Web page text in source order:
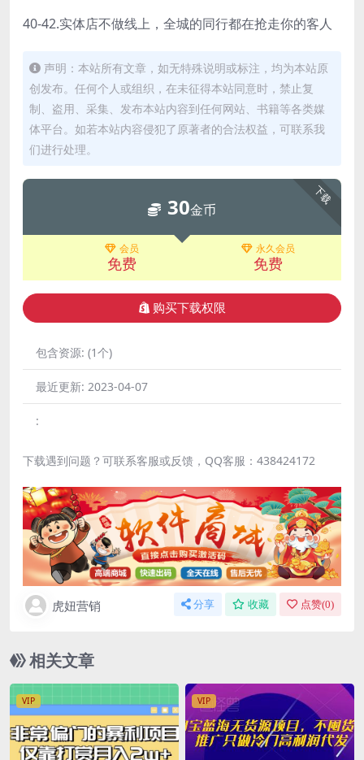
40-42.实体店不做线上，全城的同行都在抢走你的客人
声明：本站所有文章，如无特殊说明或标注，均为本站原
创发布。任何个人或组织，在未征得本站同意时，禁止复
制、盗用、采集、发布本站内容到任何网站、书籍等各类媒
体平台。如若本站内容侵犯了原著者的合法权益，可联系我
们进行处理。
下载
30金币
会员
免费
永久会员
免费
购买下载权限
包含资源: (1个)
最近更新: 2023-04-07
:
下载遇到问题？可联系客服或反馈，QQ客服：438424172
虎妞营销 分享 收藏 点赞(0)
相关文章
VIP VIP